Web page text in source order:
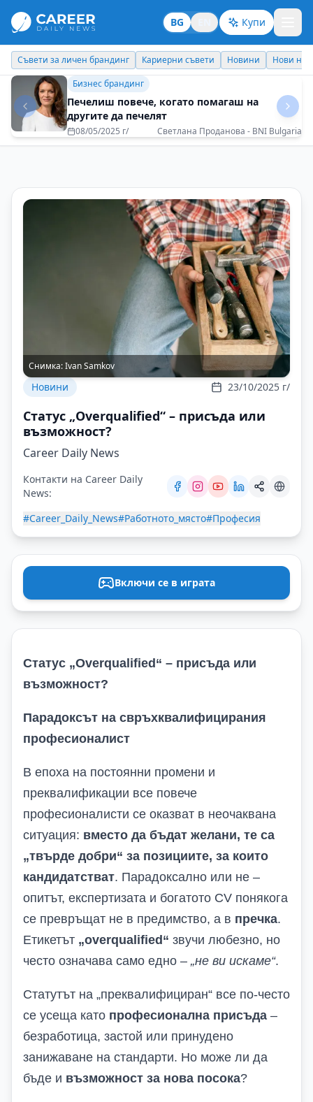
BG Купи
Кариерни съвети Новини Нови назначения Днес празнува
Бизнес брандинг
Изграждайте умения, а не просто
автобиография
20/05/2025 г/ Георги Димитров - Evrotrust
Снимка:Ivan Samkov
Новини 23/10/2025 г/
Статус „Overqualified“ – присъда или
възможност?
Career Daily News
Контакти на Career Daily
News:
#Career_Daily_News#Работното_място#Професия
Включи се в играта
Статус „Overqualified“ – присъда или
възможност?
Парадоксът на свръхквалифицирания
професионалист
В епоха на постоянни промени и
преквалификации все повече
професионалисти се оказват в неочаквана
ситуация: вместо да бъдат желани, те са
„твърде добри“ за позициите, за които
кандидатстват. Парадоксално или не –
опитът, експертизата и богатото CV понякога
се превръщат не в предимство, а в пречка.
Етикетът „overqualified“ звучи любезно, но
често означава само едно – „не ви искаме“.
Статутът на „преквалифициран“ все по-често
се усеща като професионална присъда –
безработица, застой или принудено
занижаване на стандарти. Но може ли да
бъде и възможност за нова посока?